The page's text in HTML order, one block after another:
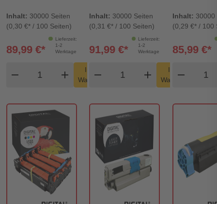
Inhalt: 30000 Seiten
(0,30 €* / 100 Seiten)
Lieferzeit:
1-2
Werktage
89,99 €*
remove
Produkt Warenkorb Menge
add
In den
Warenkorb
shopping_cart
Inhalt: 30000 Seiten
(0,31 €* / 100 Seiten)
Lieferzeit:
1-2
Werktage
91,99 €*
remove
Produkt Warenkorb
add
In den
Warenkorb
shopping_cart
Inhalt: 30000
(0,29 €* / 100
85,99 €*
remove